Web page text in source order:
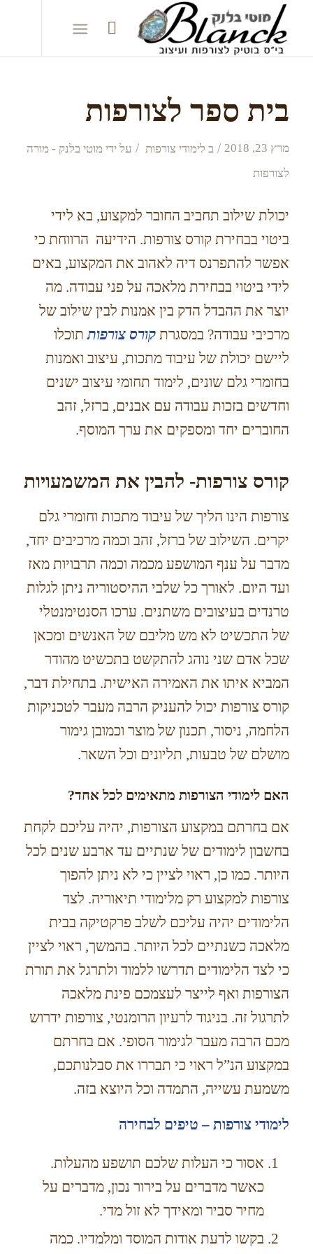
בית ספר לצורפות
מרץ 23, 2018 / ב לימודי צורפות / על ידי מוטי בלנק - מורה
לצורפות
יכולת שילוב תחביב החובר למקצוע, בא לידי
ביטוי בבחירת קורס צורפות. הידיעה הרווחת כי
אפשר להתפרנס דיה לאהוב את המקצוע, באים
לידי ביטוי בבחירת מלאכה על פני עבודה. מה
יוצר את ההבדל הדק בין אמנות לבין שילוב של
מרכיבי עבודה? במסגרת קורס צורפותתוכלו
ליישם יכולת של עיבוד מתכות, עיצוב ואמנות
בחומרי גלם שונים, לימוד תחומי עיצוב ישנים
וחדשים בזכות עבודה עם אבנים, ברזל, זהב
החוברים יחד ומספקים את ערך המוסף.
קורס צורפות- להבין את המשמעויות
צורפות הינו הליך של עיבוד מתכות וחומרי גלם
יקרים. השילוב של ברזל, זהב וכמה מרכיבים יחד,
מדבר על ענף המושפע מכמה וכמה תרבויות מאז
ועד היום. לאורך כל שלבי ההיסטוריה ניתן לגלות
טרנדים בעיצובים משתנים. ערכו הסנטימנטלי
של התכשיט לא מש מליבם של האנשים ומכאן
שכל אדם שני נוהג להתקשט בתכשיט מהודר
המביא איתו את האמירה האישית. בתחילת דבר,
קורס צורפות יכול להעניק הרבה מעבר לטכניקות
הלחמה, ניסור, תכנון של מוצר וכמובן גימור
מושלם של טבעות, תליונים וכל השאר.
האם לימודי הצורפות מתאימים לכל אחד?
אם בחרתם במקצוע הצורפות, יהיה עליכם לקחת
בחשבון לימודים של שנתיים עד ארבע שנים לכל
היותר. כמו כן, ראוי לציין כי לא ניתן להפוך
צורפות למקצוע רק מלימודי תיאוריה. לצד
הלימודים יהיה עליכם לשלב פרקטיקה בבית
מלאכה כשנתיים לכל היותר. בהמשך, ראוי לציין
כי לצד הלימודים תדרשו ללמוד ולתרגל את תורת
הצורפות ואף לייצר לעצמכם פינת מלאכה
לתרגול זה. בניגוד לרעיון הרומנטי, צורפות ידרוש
מכם הרבה מעבר לגימור הסופי. אם בחרתם
במקצוע הנ”ל ראוי כי תבררו את סבלנותכם,
משמעת עשייה, התמדה וכל היוצא בזה.
לימודי צורפות – טיפים לבחירה
אסור כי העלות שלכם תושפע מהעלות.
כאשר מדברים על בירור נכון, מדברים על
מחיר סביר ומאידך לא זול מדי.
בקשו לדעת אודות המוסד ומלמדיו. כמה